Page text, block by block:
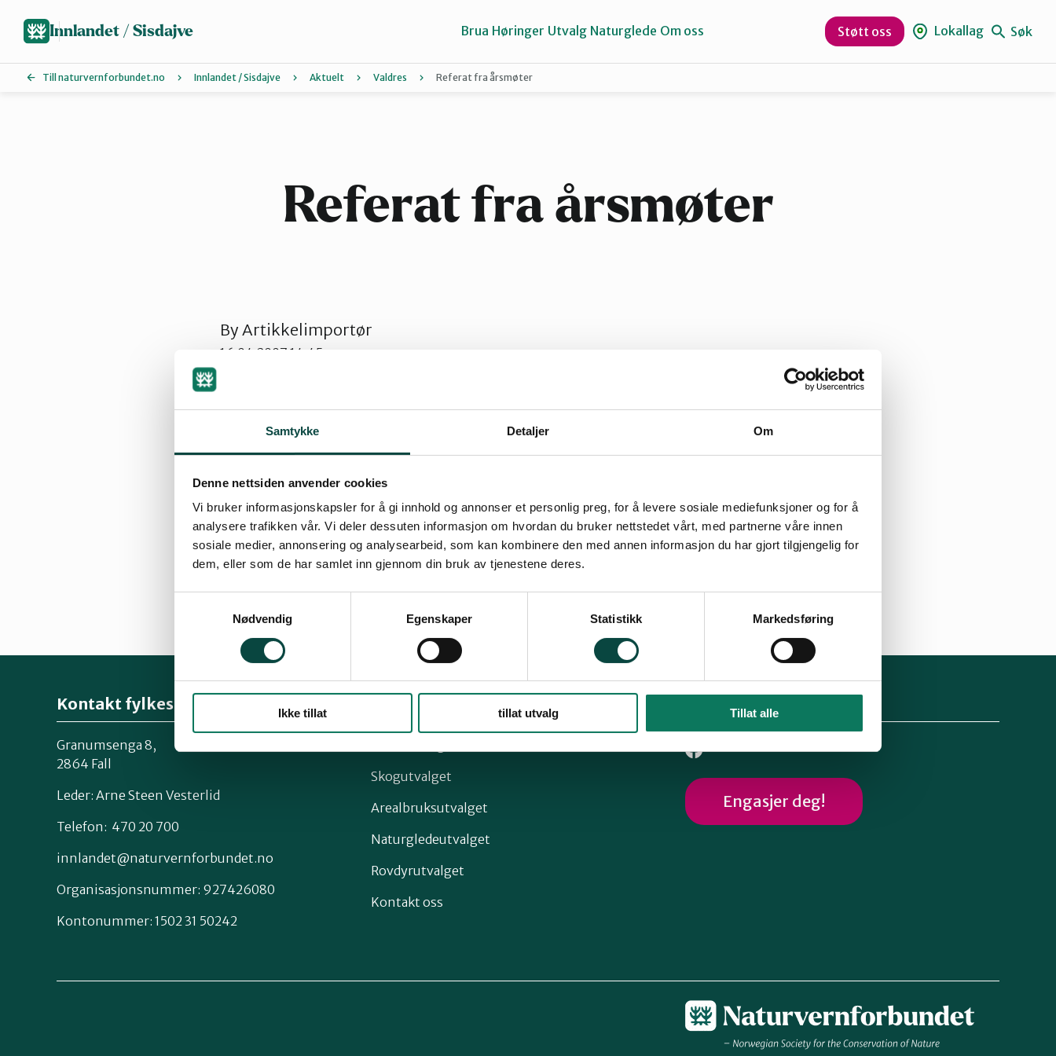
Samtykke Detaljer Om
Denne nettsiden anvender cookies
Vi bruker informasjonskapsler for å gi innhold og annonser et personlig preg, for å levere sosiale mediefunksjoner og for å
analysere trafikken vår. Vi deler dessuten informasjon om hvordan du bruker nettstedet vårt, med partnerne våre innen
sosiale medier, annonsering og analysearbeid, som kan kombinere den med annen informasjon du har gjort tilgjengelig for
dem, eller som de har samlet inn gjennom din bruk av tjenestene deres.
Nødvendig
Egenskaper Statistikk Markedsføring
Ikke tillat tillat utvalg Tillat alle
hovedinnhold
Gran og Lunner Hamar og omegn
Innlandet / Sisdajve Brua Høringer Utvalg Naturglede Om oss Støtt oss Lokallag Søk
Till naturvernforbundet.no Innlandet / Sisdajve Aktuelt Valdres Referat fra årsmøter
Referat fra årsmøter
By Artikkelimportør
16.04.2007 14:45
Årsmøtet 2007
Årsmøtet 2009
Kontakt fylkeslaget
Granumsenga 8,
2864 Fall
Leder: Arne Steen Vesterlid
Telefon: 470 20 700
innlandet@naturvernforbundet.no
Organisasjonsnummer: 927426080
Kontonummer: 1502 31 50242
Skogutvalget
Arealbruksutvalget
Naturgledeutvalget
Rovdyrutvalget
Kontakt oss
Følg oss
Engasjer deg!